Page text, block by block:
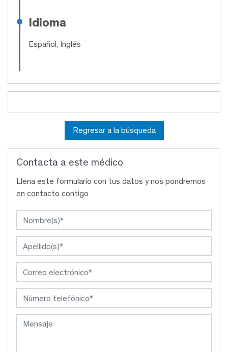
Idioma
Español, Inglés
Regresar a la búsqueda
Contacta a este médico
Llena este formulario con tus datos y nos pondremos
en contacto contigo